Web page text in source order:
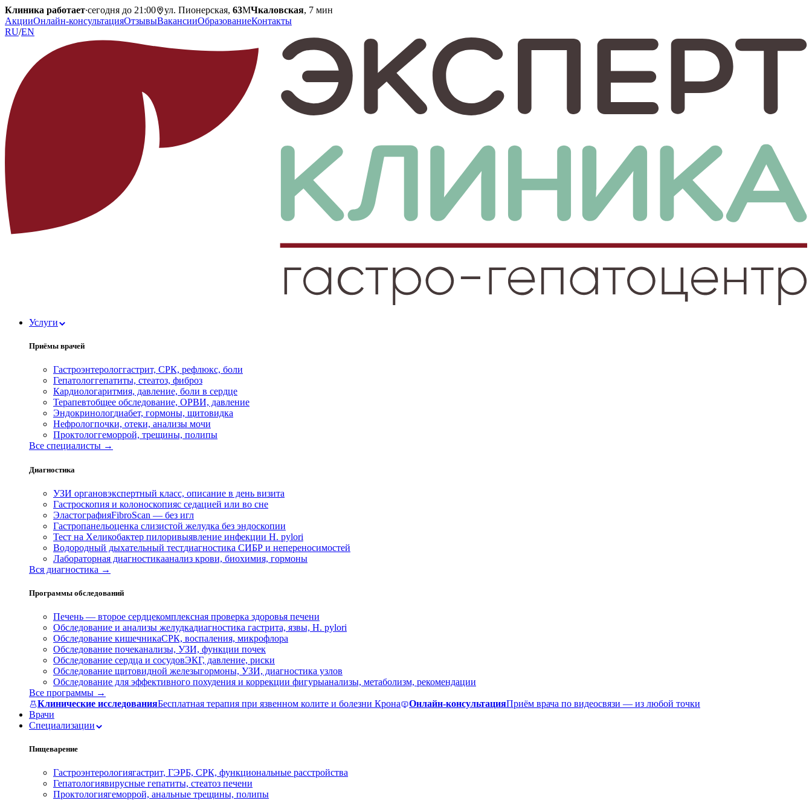
Клиника работает·сегодня до 21:00 ул. Пионерская, 63МЧкаловская, 7 мин
АкцииОнлайн-консультацияОтзывыВакансииОбразованиеКонтакты
RU/EN
Услуги
Приёмы врачей
Гастроэнтерологгастрит, СРК, рефлюкс, боли
Гепатологгепатиты, стеатоз, фиброз
Кардиологаритмия, давление, боли в сердце
Терапевтобщее обследование, ОРВИ, давление
Эндокринологдиабет, гормоны, щитовидка
Нефрологпочки, отеки, анализы мочи
Проктологгеморрой, трещины, полипы
Все специалисты →
Диагностика
УЗИ органовэкспертный класс, описание в день визита
Гастроскопия и колоноскопияс седацией или во сне
ЭластографияFibroScan — без игл
Гастропанельоценка слизистой желудка без эндоскопии
Тест на Хеликобактер пилоривыявление инфекции H. pylori
Водородный дыхательный тестдиагностика СИБР и непереносимостей
Лабораторная диагностикаанализ крови, биохимия, гормоны
Вся диагностика →
Программы обследований
Печень — второе сердцекомплексная проверка здоровья печени
Обследование и анализы желудкадиагностика гастрита, язвы, H. pylori
Обследование кишечникаСРК, воспаления, микрофлора
Обследование почеканализы, УЗИ, функции почек
Обследование сердца и сосудовЭКГ, давление, риски
Обследование щитовидной железыгормоны, УЗИ, диагностика узлов
Обследование для эффективного похудения и коррекции фигурыанализы, метаболизм, рекомендации
Все программы →
Клинические исследованияБесплатная терапия при язвенном колите и болезни Крона Онлайн-консультацияПриём врача по видеосвязи — из любой точки
Врачи
Специализации
Пищеварение
Гастроэнтерологиягастрит, ГЭРБ, СРК, функциональные расстройства
Гепатологиявирусные гепатиты, стеатоз печени
Проктологиягеморрой, анальные трещины, полипы